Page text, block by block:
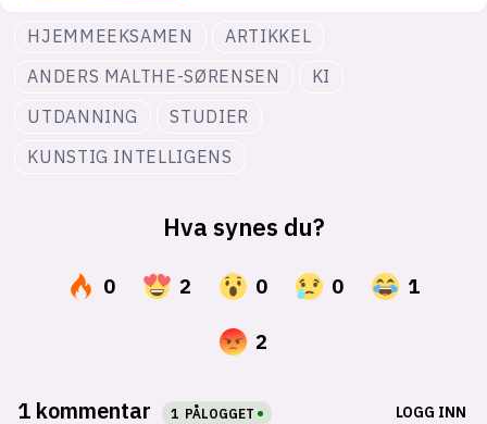
HJEMMEEKSAMEN
ARTIKKEL
ANDERS MALTHE-SØRENSEN
KI
UTDANNING
STUDIER
KUNSTIG INTELLIGENS